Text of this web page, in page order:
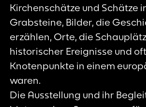
Kirchenschätze und Schätze
Grabsteine, Bilder, die
erzählen, Orte, die
historischer Ereignisse und
Knotenpunkte in einem
waren.
Die Ausstellung und ihr